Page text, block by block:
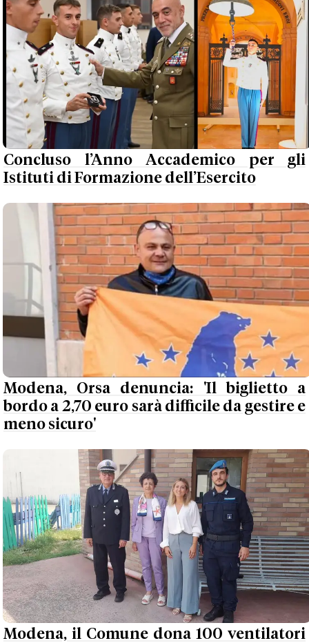
Concluso l’Anno Accademico per gli
Istituti di Formazione dell’Esercito
Modena, Orsa denuncia: 'Il biglietto a
bordo a 2,70 euro sarà difficile da gestire e
meno sicuro'
Modena, il Comune dona 100 ventilatori